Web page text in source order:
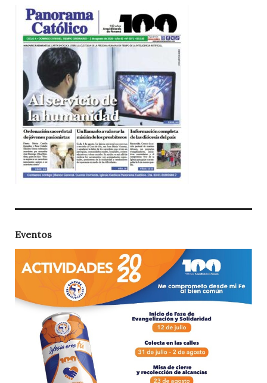
Eventos